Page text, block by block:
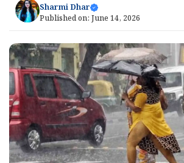
Sharmi Dhar
Published on: June 14, 2026